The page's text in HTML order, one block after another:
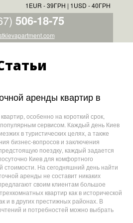
1EUR - 39ГРН 1USD - 40ГРН
506-18-75
аренды квартир в
особенно на короткий срок,
сервисом. Каждый день Киев
в туристических целях, а также
бизнес-вопросов и заключения
поездку, каждый задается
Киев для комфортного
На сегодняшний день найти
аренды не составит никаких
своим клиентам большое
квартир как в исторической
и в других престижных районах. В
и потребностей можно выбрать